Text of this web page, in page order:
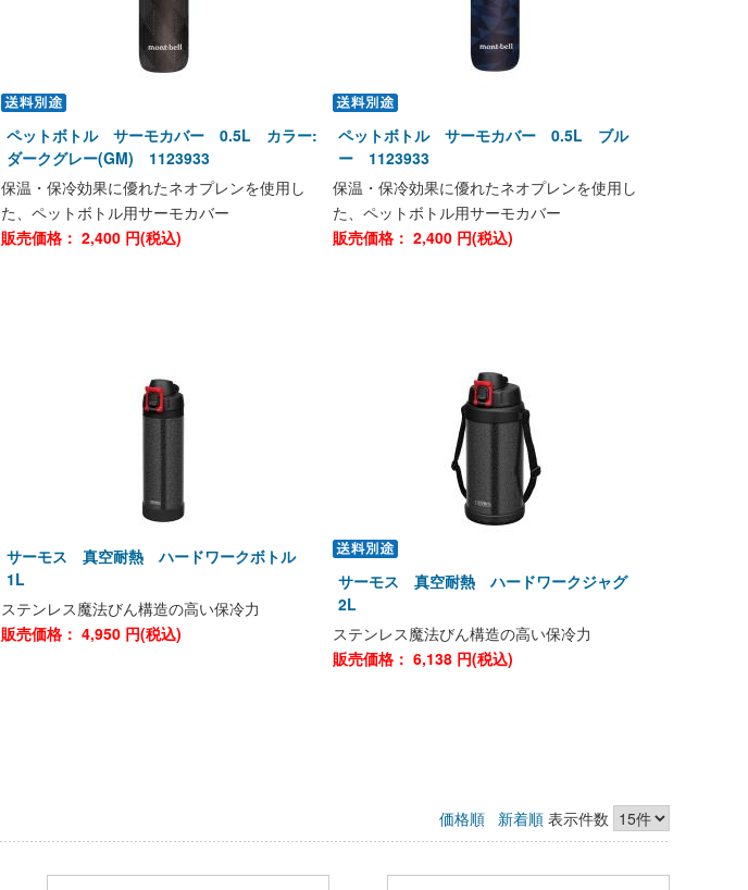
ペットボトル サーモカバー 0.5L カラー:
ダークグレー(GM) 1123933
保温・保冷効果に優れたネオプレンを使用し
た、ペットボトル用サーモカバー
販売価格： 2,400 円(税込)
ペットボトル サーモカバー 0.5L ブル
ー 1123933
保温・保冷効果に優れたネオプレンを使用し
た、ペットボトル用サーモカバー
販売価格： 2,400 円(税込)
サーモス 真空耐熱 ハードワークボトル
1L
ステンレス魔法びん構造の高い保冷力
販売価格： 4,950 円(税込)
サーモス 真空耐熱 ハードワークジャグ
2L
ステンレス魔法びん構造の高い保冷力
販売価格： 6,138 円(税込)
価格順 新着順 表示件数